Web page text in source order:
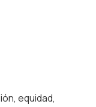
equidad,